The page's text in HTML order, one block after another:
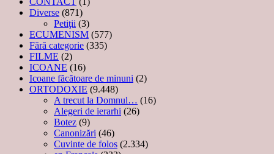
Diverse (871)
Petiţii (3)
ECUMENISM (577)
Fără categorie (335)
FILME (2)
ICOANE (16)
Icoane făcătoare de minuni (2)
ORTODOXIE (9.448)
A trecut la Domnul… (16)
Alegeri de ierarhi (26)
Botez (9)
Canonizări (46)
Cuvinte de folos (2.334)